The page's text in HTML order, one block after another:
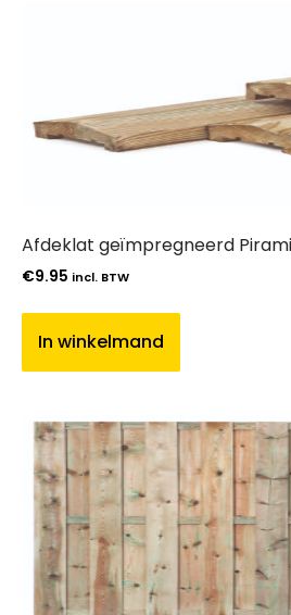
Afdeklat geïmpregneerd
€9.95 incl. BTW
In winkelmand